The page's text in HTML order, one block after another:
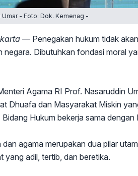
- Foto: Dok. Kemenag -
—Penegakan hukum tidak
negara. Dibutuhkan fondasi moral
Agama RI Prof. Nasaruddin
Dhuafa dan Masyarakat Miskin
Hukum bekerja sama
agama merupakan dua pilar
yang adil, tertib, dan beretika.